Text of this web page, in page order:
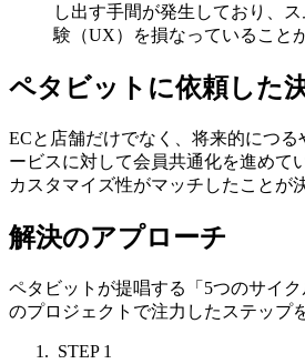
し出す手間が発生しており、
験（UX）を損なっていること
ペタビットに依頼した
ECと店舗だけでなく、将来的につ
ービスに対して会員共通化を進めて
カスタマイズ性がマッチしたことが
解決のアプローチ
ペタビットが提唱する「5つのサイ
のプロジェクトで注力したステップ
STEP 1